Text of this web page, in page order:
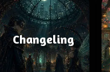
Changeling